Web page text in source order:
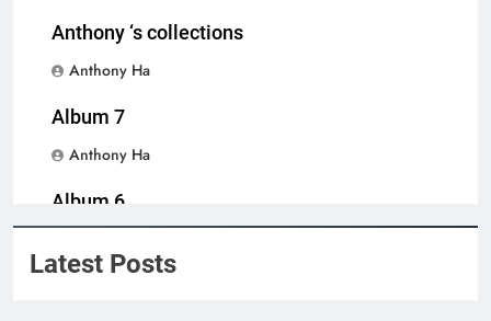
ĐÀO MAI DÀNH TẶNG
Anthony ‘s collections
Anthony Ha
Album 7
Anthony Ha
Album 6
Latest Posts